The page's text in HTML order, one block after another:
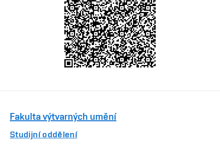
Fakulta výtvarných umění
Studijní oddělení